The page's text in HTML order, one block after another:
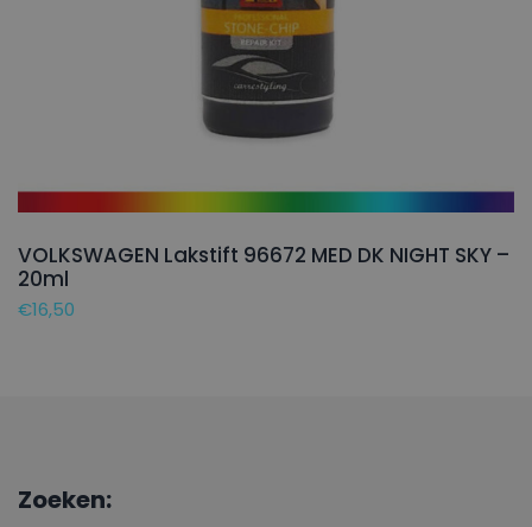
VOLKSWAGEN Lakstift 96672 MED DK NIGHT SKY –
20ml
€16,50
Zoeken: